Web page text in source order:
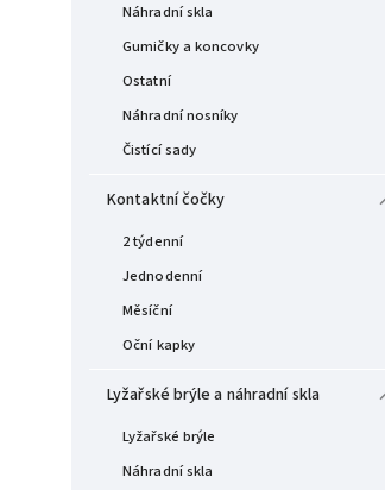
Náhradní skla
Gumičky a koncovky
Ostatní
Náhradní nosníky
Čistící sady
Kontaktní čočky
2 týdenní
Jednodenní
Měsíční
Oční kapky
Lyžařské brýle a náhradní skla
Lyžařské brýle
Náhradní skla